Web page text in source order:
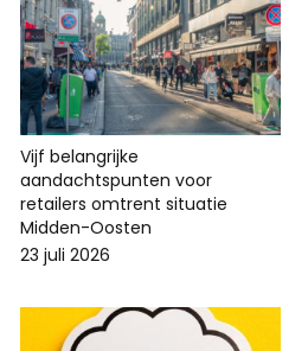
Vijf belangrijke
aandachtspunten voor
retailers omtrent situatie
Midden-Oosten
23 juli 2026